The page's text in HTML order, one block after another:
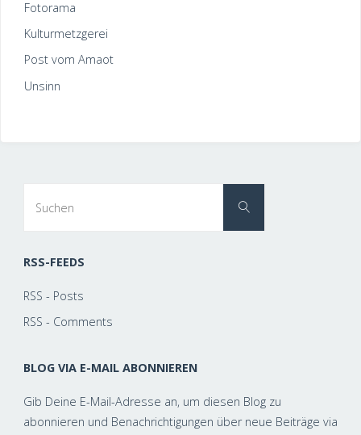
Fotorama
Kulturmetzgerei
Post vom Amaot
Unsinn
Suchen
RSS-FEEDS
RSS - Posts
RSS - Comments
BLOG VIA E-MAIL ABONNIEREN
Gib Deine E-Mail-Adresse an, um diesen Blog zu
abonnieren und Benachrichtigungen über neue Beiträge via